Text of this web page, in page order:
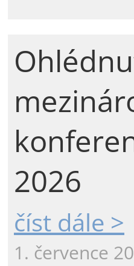
2026
číst dále >
1. července